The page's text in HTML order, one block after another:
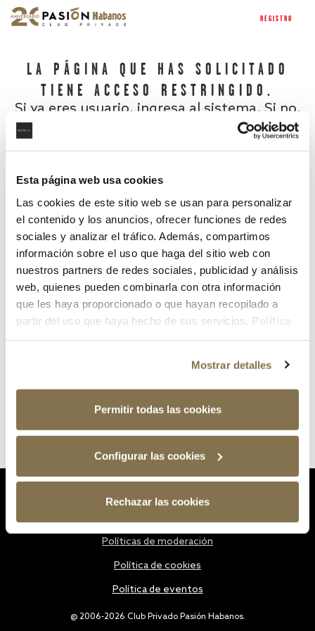
Esta página web usa cookies
Las cookies de este sitio web se usan para personalizar
el contenido y los anuncios, ofrecer funciones de redes
sociales y analizar el tráfico. Además, compartimos
información sobre el uso que haga del sitio web con
nuestros partners de redes sociales, publicidad y análisis
web, quienes pueden combinarla con otra información
que les haya proporcionado o que hayan recopilado a
partir del uso que haya hecho de sus servicios. Política
Mostrar detalles
Permitir todas las cookies
Configurar las cookies
Rechazar las cookies
REGISTRO
LA PÁGINA QUE HAS SOLICITADO
TIENE ACCESO RESTRINGIDO.
Si ya eres usuario, ingresa al sistema. Si no,
¿Has olvidado tu contraseña?
@ 2006-2026 Club Privado Pasión Habanos.
Políticas de moderación
Política de cookies
Política de eventos